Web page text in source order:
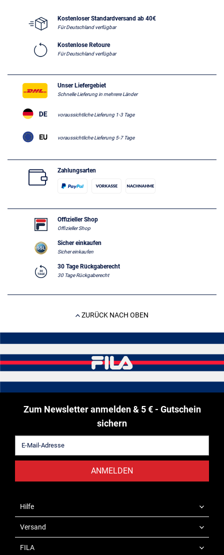
Kostenloser Standardversand ab 40€
Für Deutschland verfügbar
Kostenlose Retoure
Für Deutschland verfügbar
Unser Liefergebiet
Schnelle Lieferung in mehrere Länder
voraussichtliche Lieferung 1-3 Tage
voraussichtliche Lieferung 5-7 Tage
Zahlungsarten
Offizieller Shop
Offizieller Shop
Sicher einkaufen
Sicher einkaufen
30 Tage Rückgaberecht
30 Tage Rückgaberecht
ZURÜCK NACH OBEN
Zum Newsletter anmelden & 5 € - Gutschein
sichern
ANMELDEN
Hilfe
Versand
FILA